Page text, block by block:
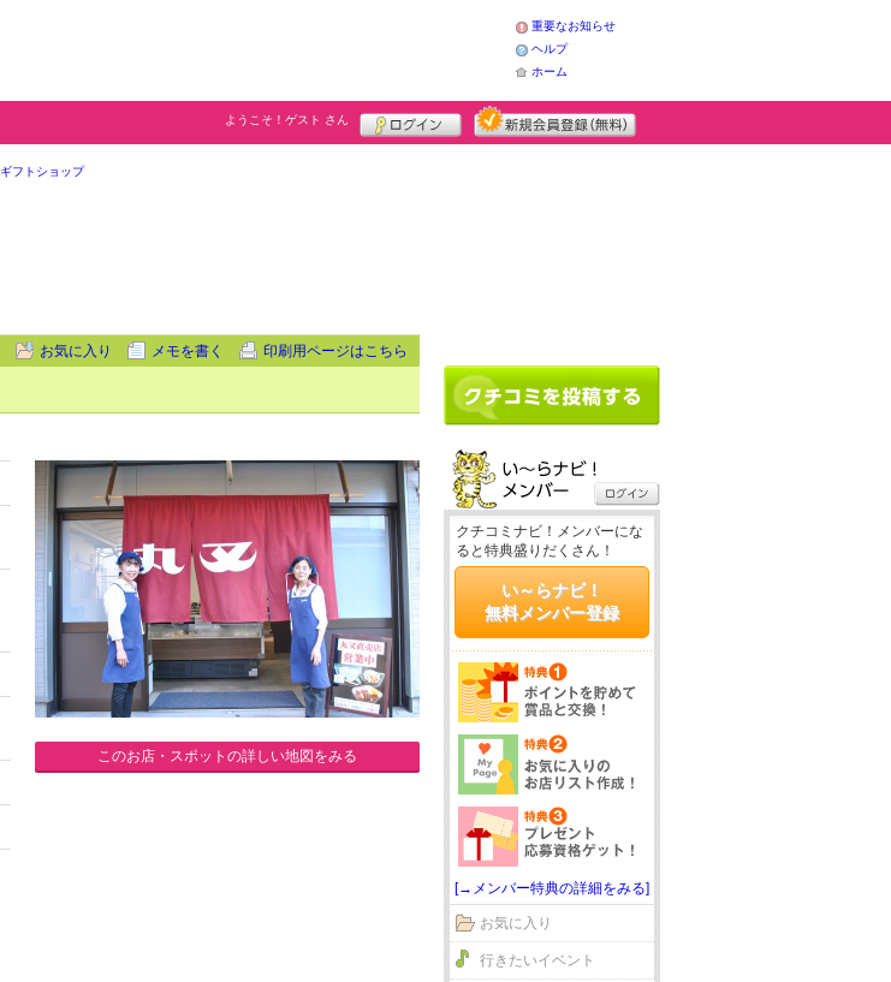
重要なお知らせ
ヘルプ
ホーム
ようこそ！ ゲスト さん
ギフトショップ
お気に入り メモを書く 印刷用ページはこちら
このお店・スポットの詳しい地図をみる
クチコミナビ！メンバーにな
ると特典盛りだくさん！
い～らナビ！
無料メンバー登録
[→メンバー特典の詳細をみる]
お気に入り
行きたいイベント